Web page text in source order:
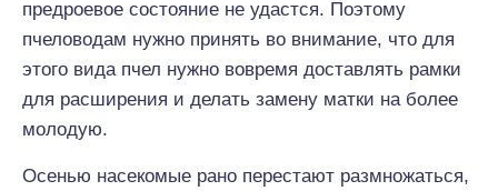
предроевое состояние не удастся. Поэтому
пчеловодам нужно принять во внимание, что для
этого вида пчел нужно вовремя доставлять рамки
для расширения и делать замену матки на более
молодую.
Осенью насекомые рано перестают размножаться,